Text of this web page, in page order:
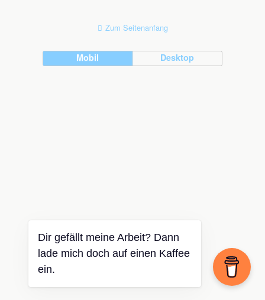
Zum Seitenanfang
Mobil Desktop
Dir gefällt meine Arbeit? Dann
lade mich doch auf einen Kaffee
ein.